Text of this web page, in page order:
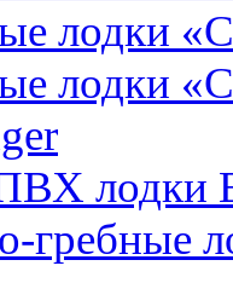
лодки
лодки
гребные